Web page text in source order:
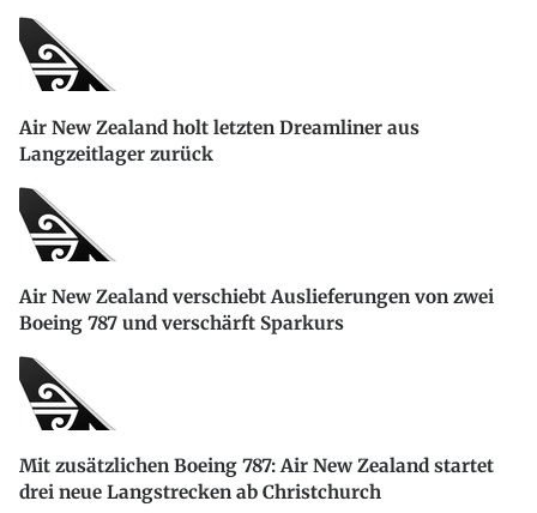
Air New Zealand holt letzten Dreamliner aus
Langzeitlager zurück
Air New Zealand verschiebt Auslieferungen von zwei
Boeing 787 und verschärft Sparkurs
Mit zusätzlichen Boeing 787: Air New Zealand startet
drei neue Langstrecken ab Christchurch